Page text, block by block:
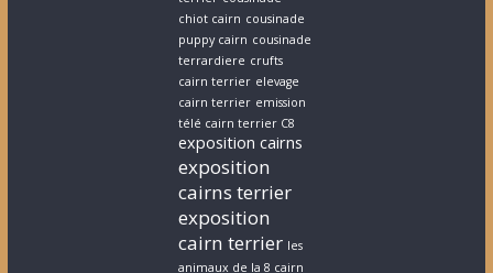
chiot cairn cousinade
puppy cairn cousinade
terrardiere crufts
cairn terrier elevage
cairn terrier emission
télé cairn terrier C8
exposition cairns
exposition
cairns terrier
exposition
cairn terrier les
animaux de la 8 cairn